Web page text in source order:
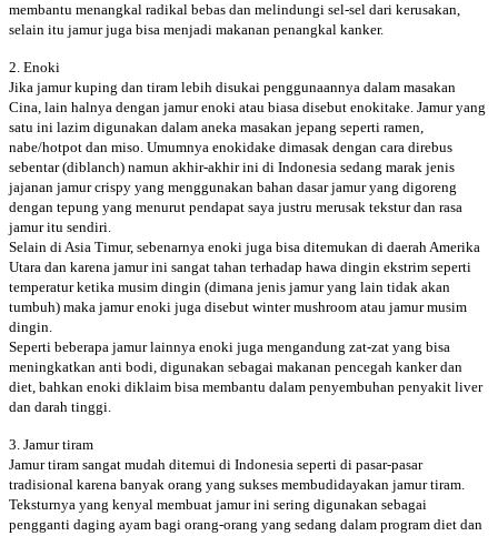
membantu menangkal radikal bebas dan melindungi sel-sel dari kerusakan,
selain itu jamur juga bisa menjadi makanan penangkal kanker.
2. Enoki
Jika jamur kuping dan tiram lebih disukai penggunaannya dalam masakan
Cina, lain halnya dengan jamur enoki atau biasa disebut enokitake. Jamur yang
satu ini lazim digunakan dalam aneka masakan jepang seperti ramen,
nabe/hotpot dan miso. Umumnya enokidake dimasak dengan cara direbus
sebentar (diblanch) namun akhir-akhir ini di Indonesia sedang marak jenis
jajanan jamur crispy yang menggunakan bahan dasar jamur yang digoreng
dengan tepung yang menurut pendapat saya justru merusak tekstur dan rasa
jamur itu sendiri.
Selain di Asia Timur, sebenarnya enoki juga bisa ditemukan di daerah Amerika
Utara dan karena jamur ini sangat tahan terhadap hawa dingin ekstrim seperti
temperatur ketika musim dingin (dimana jenis jamur yang lain tidak akan
tumbuh) maka jamur enoki juga disebut winter mushroom atau jamur musim
dingin.
Seperti beberapa jamur lainnya enoki juga mengandung zat-zat yang bisa
meningkatkan anti bodi, digunakan sebagai makanan pencegah kanker dan
diet, bahkan enoki diklaim bisa membantu dalam penyembuhan penyakit liver
dan darah tinggi.
3. Jamur tiram
Jamur tiram sangat mudah ditemui di Indonesia seperti di pasar-pasar
tradisional karena banyak orang yang sukses membudidayakan jamur tiram.
Teksturnya yang kenyal membuat jamur ini sering digunakan sebagai
pengganti daging ayam bagi orang-orang yang sedang dalam program diet dan